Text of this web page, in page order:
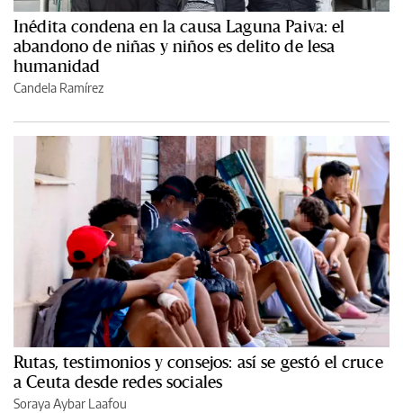
Inédita condena en la causa Laguna Paiva: el
abandono de niñas y niños es delito de lesa
humanidad
Candela Ramírez
Rutas, testimonios y consejos: así se gestó el cruce
a Ceuta desde redes sociales
Soraya Aybar Laafou